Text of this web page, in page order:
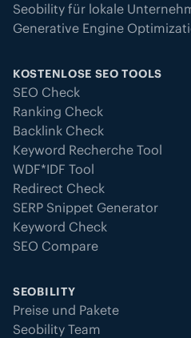
Seobility für lokale
Generative Engine
KOSTENLOSE SEO TOOLS
SEO Check
Ranking Check
Backlink Check
Keyword Recherche Tool
WDF*IDF Tool
Redirect Check
SERP Snippet Generator
Keyword Check
SEO Compare
SEOBILITY
Preise und Pakete
Seobility Team